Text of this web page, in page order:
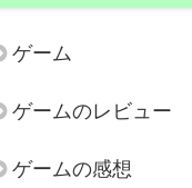
ゲーム
ゲームのレビュー
ゲームの感想